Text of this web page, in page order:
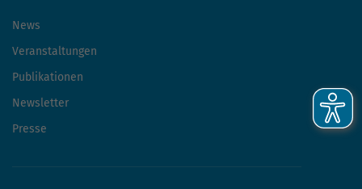
News
Veranstaltungen
Publikationen
Newsletter
Presse